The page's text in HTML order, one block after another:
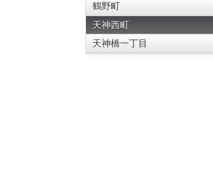
鶴野町
天神西町
天神橋一丁目